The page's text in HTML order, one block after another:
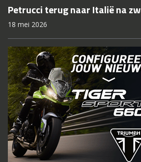
Petrucci terug naar Italië na
18 mei 2026